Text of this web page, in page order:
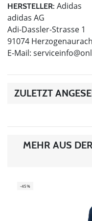
HERSTELLER: Adidas
adidas AG
Adi-Dassler-Strasse 1
91074 Herzogenaurach
E-Mail:
ZULETZT
MEHR AUS
-45%